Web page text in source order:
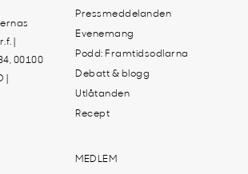
|
00100
Pressmeddelanden
Evenemang
Podd: Framtidsodlarna
Debatt & blogg
Utlåtanden
Recept
MEDLEM